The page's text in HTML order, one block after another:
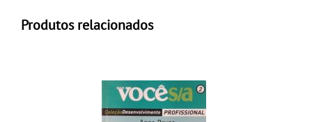
Produtos relacionados